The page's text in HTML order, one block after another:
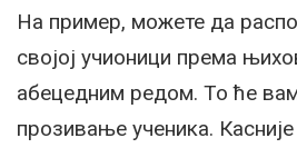
На пример, можете да
својој учионици према
абецедним редом. То ће
прозивање ученика.